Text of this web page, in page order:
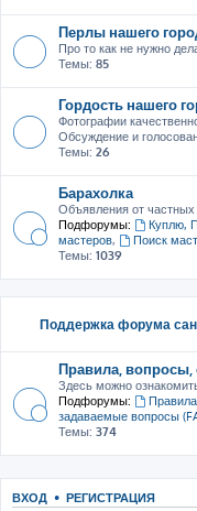
Перлы нашего
Про то как не нужно
Темы: 85
Гордость нашего
Фотографии
Обсуждение и
Темы: 26
Барахолка
Объявления от частных
Подфорумы:
Куплю,
мастеров,
Поиск
Темы: 1039
Поддержка форума
Правила,
Здесь можно
Подфорумы:
задаваемые вопросы
Темы: 374
ВХОД • РЕГИСТРАЦИЯ